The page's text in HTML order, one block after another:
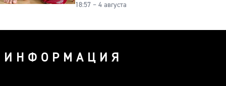
18:57 – 4 августа
ИНФОРМАЦИЯ